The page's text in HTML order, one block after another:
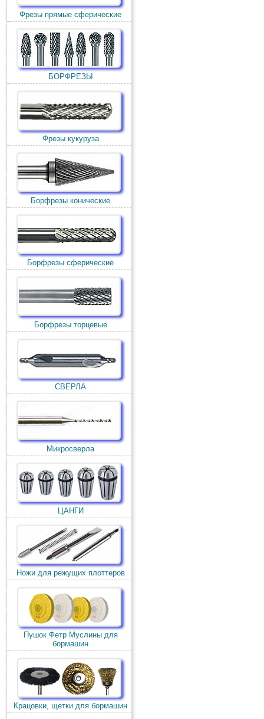
Фрезы прямые сферические
БОРФРЕЗЫ
Фрезы кукуруза
Борфрезы конические
Борфрезы сферические
Борфрезы торцевые
СВЕРЛА
Микросверла
ЦАНГИ
Ножи для режущих плоттеров
Пушок Фетр Муслины для
бормашин
Крацовки, щетки для бормашин